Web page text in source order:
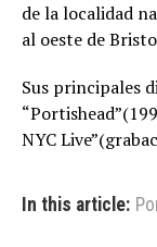
de la localidad
al oeste de
Sus principales
NYC
In this article: